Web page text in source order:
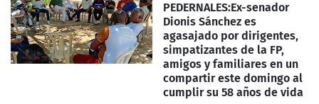
PEDERNALES:Ex-senador
Dionis Sánchez es
agasajado por dirigentes,
simpatizantes de la FP,
amigos y familiares en un
compartir este domingo al
cumplir su 58 años de vida